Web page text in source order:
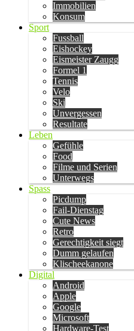
Immobilien
Konsum
Sport
Fussball
Eishockey
Eismeister Zaugg
Formel 1
Tennis
Velo
Ski
Unvergessen
Resultate
Leben
Gefühle
Food
Filme und Serien
Unterwegs
Spass
Picdump
Fail-Dienstag
Cute News
Retro
Gerechtigkeit siegt
Dumm gelaufen
Klischeekanone
Digital
Android
Apple
Google
Microsoft
Hardware-Test